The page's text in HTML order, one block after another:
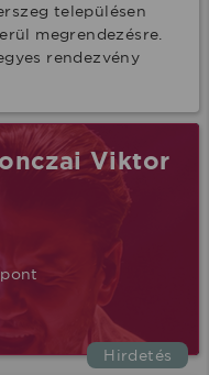
településen
megrendezésre.
rendezvény
Hirdetés
Viktor